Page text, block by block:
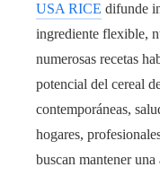
USA RICE difunde
ingrediente flexible,
numerosas recetas
potencial del cereal
contemporáneas,
hogares,
buscan mantener